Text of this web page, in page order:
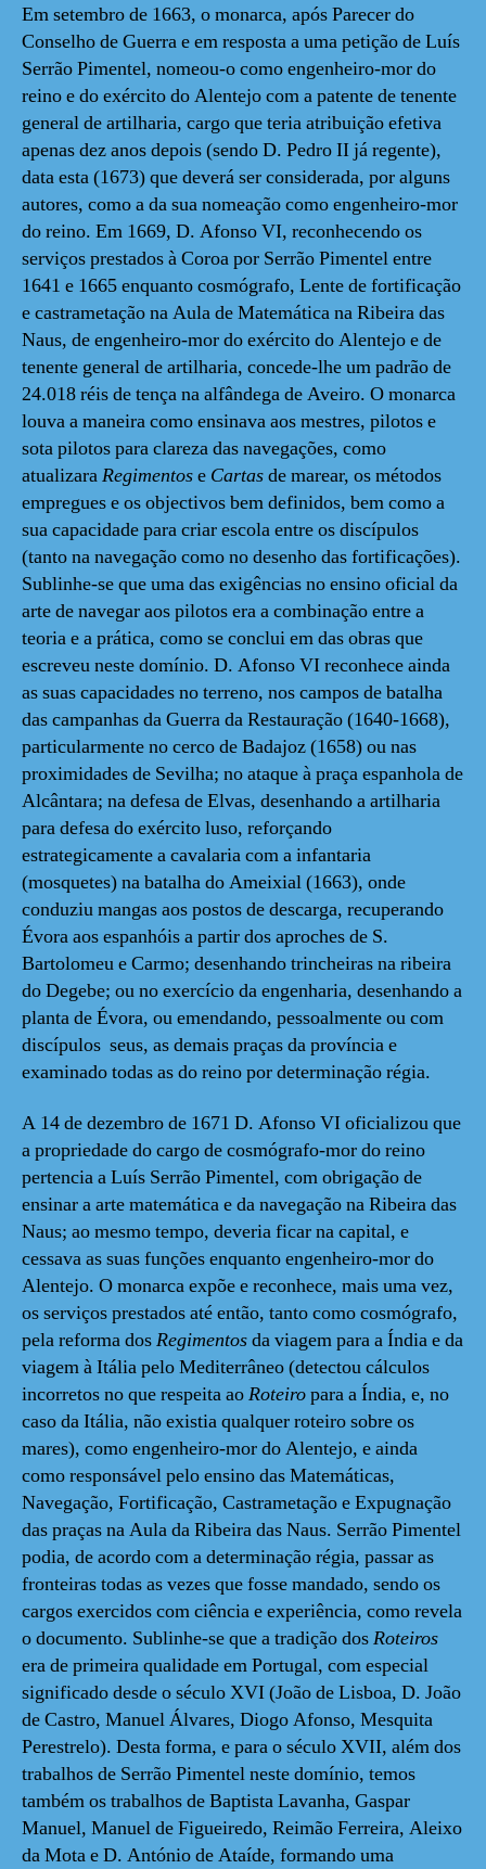
Em setembro de 1663, o monarca, após Parecer do
Conselho de Guerra e em resposta a uma petição de Luís
Serrão Pimentel, nomeou-o como engenheiro-mor do
reino e do exército do Alentejo com a patente de tenente
general de artilharia, cargo que teria atribuição efetiva
apenas dez anos depois (sendo D. Pedro II já regente),
data esta (1673) que deverá ser considerada, por alguns
autores, como a da sua nomeação como engenheiro-mor
do reino. Em 1669, D. Afonso VI, reconhecendo os
serviços prestados à Coroa por Serrão Pimentel entre
1641 e 1665 enquanto cosmógrafo, Lente de fortificação
e castrametação na Aula de Matemática na Ribeira das
Naus, de engenheiro-mor do exército do Alentejo e de
tenente general de artilharia, concede-lhe um padrão de
24.018 réis de tença na alfândega de Aveiro. O monarca
louva a maneira como ensinava aos mestres, pilotos e
sota pilotos para clareza das navegações, como
atualizaraRegimentose Cartasde marear, os métodos
empregues e os objectivos bem definidos, bem como a
sua capacidade para criar escola entre os discípulos
(tanto na navegação como no desenho das fortificações).
Sublinhe-se que uma das exigências no ensino oficial da
arte de navegar aos pilotos era a combinação entre a
teoria e a prática, como se conclui em das obras que
escreveu neste domínio. D. Afonso VI reconhece ainda
as suas capacidades no terreno, nos campos de batalha
das campanhas da Guerra da Restauração (1640-1668),
particularmente no cerco de Badajoz (1658) ou nas
proximidades de Sevilha; no ataque à praça espanhola de
Alcântara; na defesa de Elvas, desenhando a artilharia
para defesa do exército luso, reforçando
estrategicamente a cavalaria com a infantaria
(mosquetes) na batalha do Ameixial (1663), onde
conduziu mangas aos postos de descarga, recuperando
Évora aos espanhóis a partir dos aproches de S.
Bartolomeu e Carmo; desenhando trincheiras na ribeira
do Degebe; ou no exercício da engenharia, desenhando a
planta de Évora, ou emendando, pessoalmente ou com
discípulos seus, as demais praças da província e
examinado todas as do reino por determinação régia.
A 14 de dezembro de 1671 D. Afonso VI oficializou que
a propriedade do cargo de cosmógrafo-mor do reino
pertencia a Luís Serrão Pimentel, com obrigação de
ensinar a arte matemática e da navegação na Ribeira das
Naus; ao mesmo tempo, deveria ficar na capital, e
cessava as suas funções enquanto engenheiro-mor do
Alentejo. O monarca expõe e reconhece, mais uma vez,
os serviços prestados até então, tanto como cosmógrafo,
pela reforma dosRegimentosda viagem para a Índia e da
viagem à Itália pelo Mediterrâneo (detectou cálculos
incorretos no que respeita aoRoteiropara a Índia, e, no
caso da Itália, não existia qualquer roteiro sobre os
mares), como engenheiro-mor do Alentejo, e ainda
como responsável pelo ensino das Matemáticas,
Navegação, Fortificação, Castrametação e Expugnação
das praças na Aula da Ribeira das Naus. Serrão Pimentel
podia, de acordo com a determinação régia, passar as
fronteiras todas as vezes que fosse mandado, sendo os
cargos exercidos com ciência e experiência, como revela
o documento. Sublinhe-se que a tradição dosRoteiros
era de primeira qualidade em Portugal, com especial
significado desde o século XVI (João de Lisboa, D. João
de Castro, Manuel Álvares, Diogo Afonso, Mesquita
Perestrelo). Desta forma, e para o século XVII, além dos
trabalhos de Serrão Pimentel neste domínio, temos
também os trabalhos de Baptista Lavanha, Gaspar
Manuel, Manuel de Figueiredo, Reimão Ferreira, Aleixo
da Mota e D. António de Ataíde, formando uma